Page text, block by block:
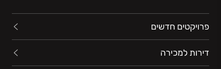
פרויקטים חדשים
דירות למכירה